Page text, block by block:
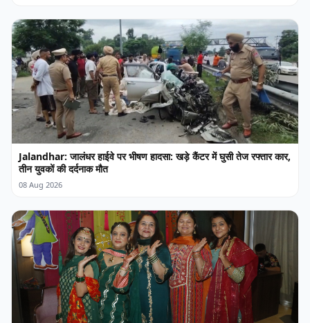
Jalandhar: जालंधर हाईवे पर भीषण हादसा: खड़े कैंटर में घुसी तेज रफ्तार कार,
तीन युवकों की दर्दनाक मौत
08 Aug 2026